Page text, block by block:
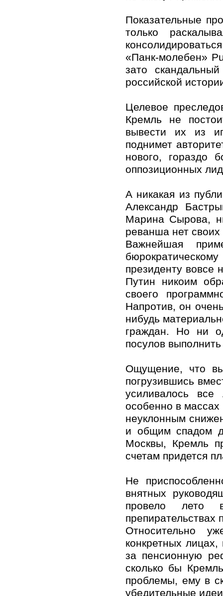
Показательные
только
«Панк-молебен»
зато
российской
Целевое
Кремль не
вывести их из
поднимет
нового, гораздо
оппозиционных
А никакая из
Александр
Марина Сырова,
реванша нет своих
Важнейшая
президенту вовсе
Путин никоим
своего
Напротив, он
нибудь
граждан. Но ни
посулов
Ощущение, что
погрузившись
усиливалось
особенно в массах
неуклонным
и общим спадом
Москвы, Кремль
счетам придется
Не
внятных
провело лето
препирательствах
Относительно
конкретных лицах,
за пенсионную
сколько бы
проблемы, ему в
убедительные